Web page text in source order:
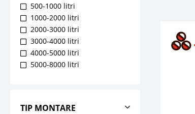
500-1000 litri
1000-2000 litri
2000-3000 litri
3000-4000 litri
4000-5000 litri
5000-8000 litri
TIP MONTARE